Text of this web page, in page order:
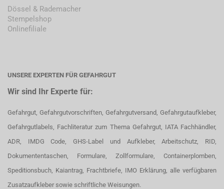
Dössel & Rademacher
Stempelshop
Onlinefiliale
UNSERE EXPERTEN FÜR GEFAHRGUT
Wir sind Ihr Experte für:
Gefahrgut, Gefahrgutvorschriften, Gefahrgutversand, Gefahrgutaufkleber,
Gefahrgutlabels, Fachliteratur zum Thema Gefahrgut, IATA Fachhändler,
ADR, IMDG Code, GHS-Label und Aufkleber, Arbeitschutz, RID,
Dokumententaschen, Formulare, Zollformulare, Containerplomben,
Speditionsbuch, Kaiantrag, Frachtbriefe, IMO Erklärung, alle verfügbaren
Zusatzaufkleber sowie schriftliche Weisungen.